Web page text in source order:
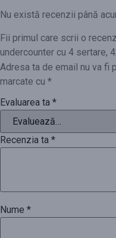
Nu există recenzii până
Fii primul care scrii o
undercounter cu 4 sertare,
Adresa ta de email nu va fi
marcate cu *
Evaluarea ta *
Recenzia ta *
Nume *